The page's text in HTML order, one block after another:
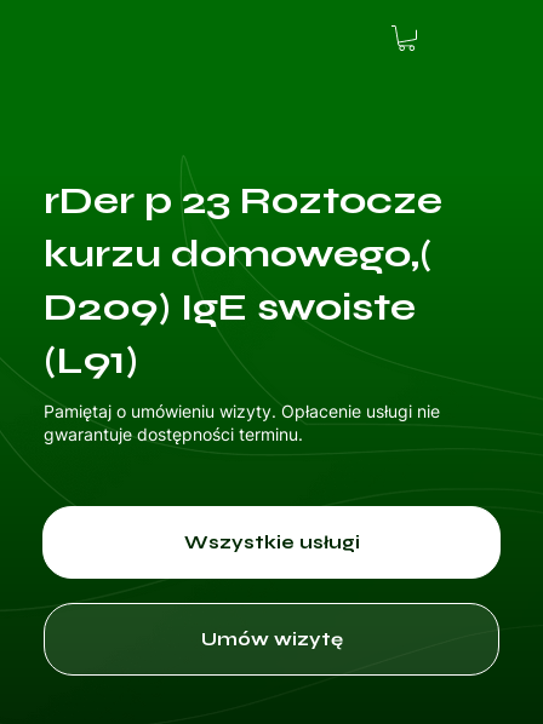
rDer p 23 Roztocze
kurzu domowego,(
D209) IgE swoiste
(L91)
Pamiętaj o umówieniu wizyty. Opłacenie usługi nie
gwarantuje dostępności terminu.
Wszystkie usługi
Umów wizytę